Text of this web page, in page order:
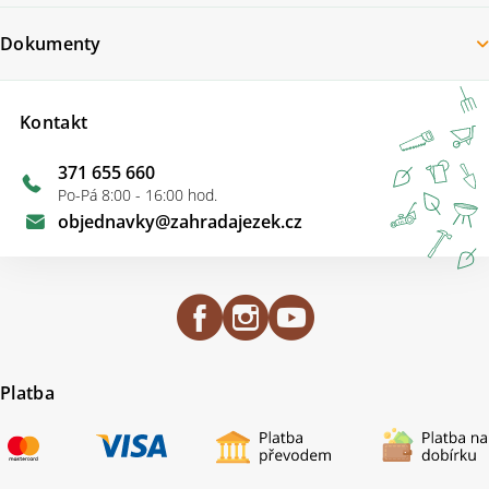
Kontakt
objednavky@zahradajezek.cz
371 655 660
Po-Pá 8:00 - 16:00 hod.
Dokumenty
Platba